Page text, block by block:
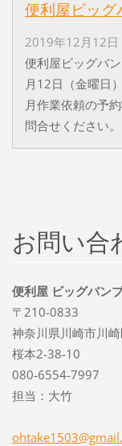
便利屋ビッ
2019年12月12日
便利屋ビッグバ
月12日（金曜日
月作業依頼の予
問合せください。
お問い合
便利屋 ビッグバン
〒210-0833
神奈川県川崎市川
桜本2-38-10
080-6554-7997
担当：大竹
ohtake1503@gmail